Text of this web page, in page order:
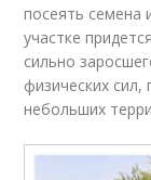
посеять семена
участке
сильно
физических
небольших